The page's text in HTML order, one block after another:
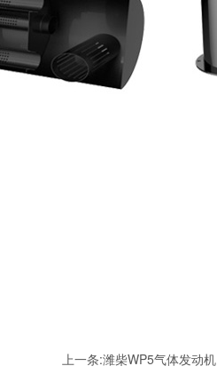
上一条:潍柴WP5气体发动机